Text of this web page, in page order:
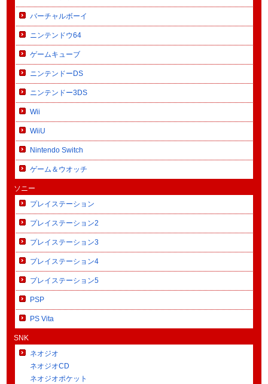
バーチャルボーイ
ニンテンドウ64
ゲームキューブ
ニンテンドーDS
ニンテンドー3DS
Wii
WiiU
Nintendo Switch
ゲーム＆ウオッチ
ソニー
プレイステーション
プレイステーション2
プレイステーション3
プレイステーション4
プレイステーション5
PSP
PS Vita
SNK
ネオジオ
ネオジオCD
ネオジオポケット